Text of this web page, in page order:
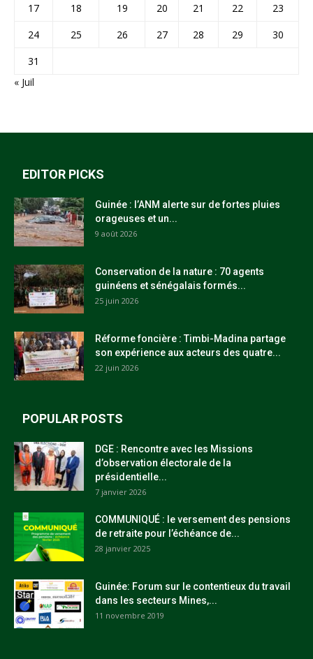
17
18 19 20 21 22
23
24
25 26 27 28 29
30
31
« Juil
EDITOR PICKS
Guinée : l’ANM alerte sur de fortes pluies
orageuses et un...
9 août 2026
Conservation de la nature : 70 agents
guinéens et sénégalais formés...
25 juin 2026
Réforme foncière : Timbi-Madina partage
son expérience aux acteurs des quatre...
22 juin 2026
POPULAR POSTS
DGE : Rencontre avec les Missions
d’observation électorale de la
présidentielle...
7 janvier 2026
COMMUNIQUÉ : le versement des pensions
de retraite pour l’échéance de...
28 janvier 2025
Guinée: Forum sur le contentieux du travail
dans les secteurs Mines,...
11 novembre 2019